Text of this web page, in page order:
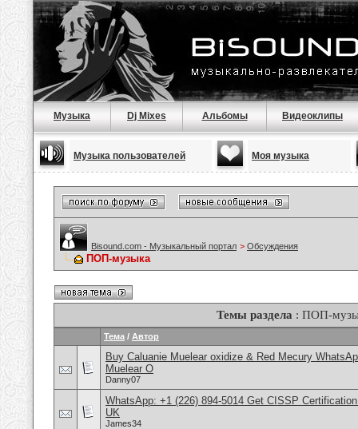
Музыка Dj Mixes Альбомы Видеоклипы
Музыка пользователей Моя музыка
Bisound.com - Музыкальный портал > Обсуждения
ПОП-музыка
Темы раздела : ПОП-
Тема / Автор
Buy Caluanie Muelear oxidize & Red Mecury
Muelear O
Danny07
WhatsApp: +1 (226) 894-5014​ Get CISSP
UK
James34